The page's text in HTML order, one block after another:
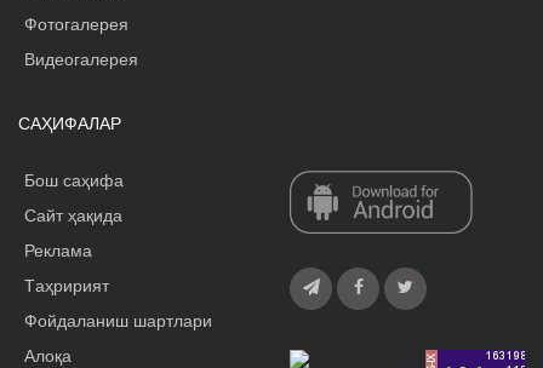
Фотогалерея
Видеогалерея
САҲИФАЛАР
Бош саҳифа
Сайт ҳақида
Реклама
Tаҳририят
Фойдаланиш шартлари
Алоқа